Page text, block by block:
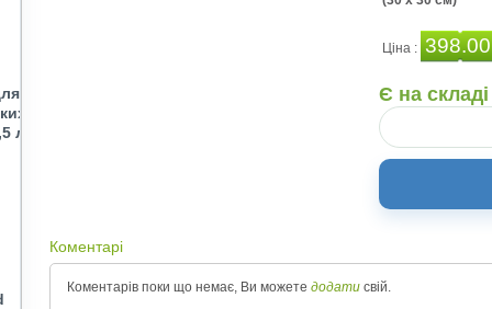
л
Ціна : 398.00
Є на складі
Коментарі
Коментарів поки що немає, Ви можете додати свій.